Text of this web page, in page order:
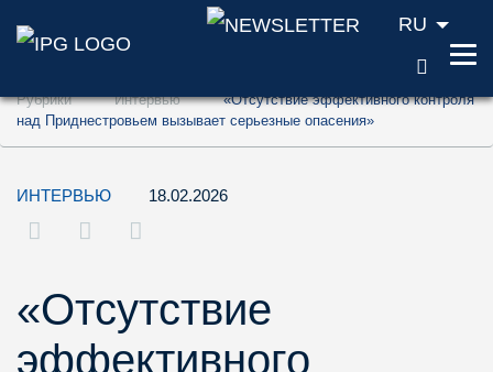
Перейти к содержанию (ключ доступа
Перейти к поиску (ключ доступа '2')
RU
Рубрики Интервью
«Отсутствие эффективного контроля
над Приднестровьем вызывает серьезные опасения»
ИНТЕРВЬЮ 18.02.2026
«Отсутствие
эффективного